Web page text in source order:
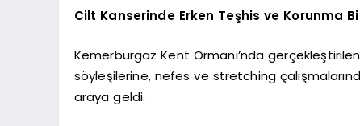
Cilt Kanserinde Erken Teşhis ve Korunma
Kemerburgaz Kent Ormanı’nda
söyleşilerine, nefes ve stretching
araya geldi.